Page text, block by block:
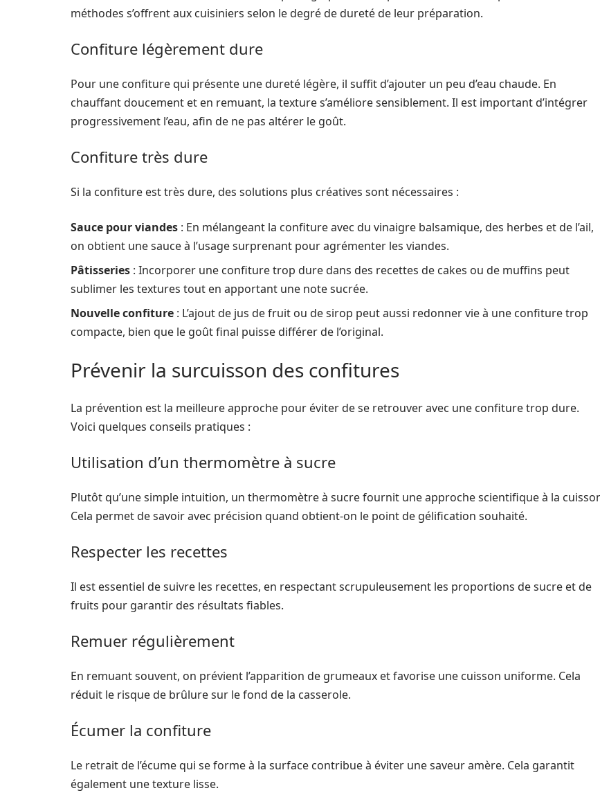
méthodes s’offrent aux cuisiniers selon le degré de dureté de leur préparation.
Confiture légèrement dure
Pour une confiture qui présente une dureté légère, il suffit d’ajouter un peu d’eau chaude. En
chauffant doucement et en remuant, la texture s’améliore sensiblement. Il est important d’intégrer
progressivement l’eau, afin de ne pas altérer le goût.
Confiture très dure
Si la confiture est très dure, des solutions plus créatives sont nécessaires :
Sauce pour viandes : En mélangeant la confiture avec du vinaigre balsamique, des herbes et de l’ail,
on obtient une sauce à l’usage surprenant pour agrémenter les viandes.
Pâtisseries : Incorporer une confiture trop dure dans des recettes de cakes ou de muffins peut
sublimer les textures tout en apportant une note sucrée.
Nouvelle confiture : L’ajout de jus de fruit ou de sirop peut aussi redonner vie à une confiture trop
compacte, bien que le goût final puisse différer de l’original.
Prévenir la surcuisson des confitures
La prévention est la meilleure approche pour éviter de se retrouver avec une confiture trop dure.
Voici quelques conseils pratiques :
Utilisation d’un thermomètre à sucre
Plutôt qu’une simple intuition, un thermomètre à sucre fournit une approche scientifique à la
Cela permet de savoir avec précision quand obtient-on le point de gélification souhaité.
Respecter les recettes
Il est essentiel de suivre les recettes, en respectant scrupuleusement les proportions de sucre et de
fruits pour garantir des résultats fiables.
Remuer régulièrement
En remuant souvent, on prévient l’apparition de grumeaux et favorise une cuisson uniforme. Cela
réduit le risque de brûlure sur le fond de la casserole.
Écumer la confiture
Le retrait de l’écume qui se forme à la surface contribue à éviter une saveur amère. Cela garantit
également une texture lisse.